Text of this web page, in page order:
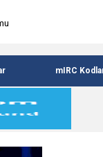
mIRC